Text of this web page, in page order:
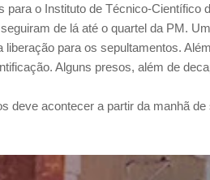
para o Instituto de Técnico-Científico
de lá até o quartel da PM.
liberação para os sepultamentos.
Alguns presos, além de
deve acontecer a partir da manhã